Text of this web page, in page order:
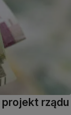
rządu